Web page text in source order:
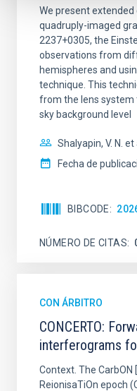
We present
quadruply-imaged
2237+0305, the
observations from
hemispheres and
technique. This
from the lens
sky background level
Shalyapin, V. N. et
Fecha de
BIBCODE
NÚMERO DE CITAS
CON ÁRBITRO
CONCERTO:
interferograms
Context. The CarbON
ReionisaTiOn epoch